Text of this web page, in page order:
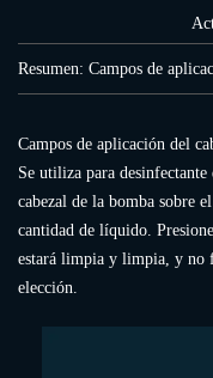
Resumen: Campos de
Campos de aplicación del
Se utiliza para
cabezal de la bomba sobre
cantidad de líquido.
estará limpia y limpia, y no
elección.